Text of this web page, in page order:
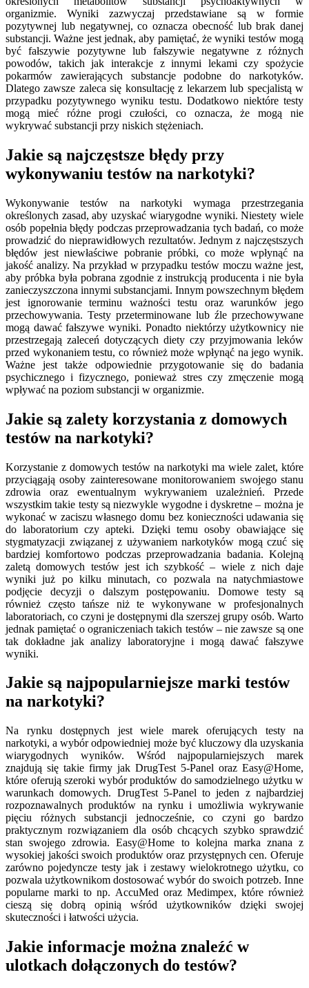
organizmie. Wyniki zazwyczaj przedstawiane są w formie
pozytywnej lub negatywnej, co oznacza obecność lub brak danej
substancji. Ważne jest jednak, aby pamiętać, że wyniki testów mogą
być fałszywie pozytywne lub fałszywie negatywne z różnych
powodów, takich jak interakcje z innymi lekami czy spożycie
pokarmów zawierających substancje podobne do narkotyków.
Dlatego zawsze zaleca się konsultację z lekarzem lub specjalistą w
przypadku pozytywnego wyniku testu. Dodatkowo niektóre testy
mogą mieć różne progi czułości, co oznacza, że mogą nie
wykrywać substancji przy niskich stężeniach.
Jakie są najczęstsze błędy przy
wykonywaniu testów na narkotyki?
Wykonywanie testów na narkotyki wymaga przestrzegania
określonych zasad, aby uzyskać wiarygodne wyniki. Niestety wiele
osób popełnia błędy podczas przeprowadzania tych badań, co może
prowadzić do nieprawidłowych rezultatów. Jednym z najczęstszych
błędów jest niewłaściwe pobranie próbki, co może wpłynąć na
jakość analizy. Na przykład w przypadku testów moczu ważne jest,
aby próbka była pobrana zgodnie z instrukcją producenta i nie była
zanieczyszczona innymi substancjami. Innym powszechnym błędem
jest ignorowanie terminu ważności testu oraz warunków jego
przechowywania. Testy przeterminowane lub źle przechowywane
mogą dawać fałszywe wyniki. Ponadto niektórzy użytkownicy nie
przestrzegają zaleceń dotyczących diety czy przyjmowania leków
przed wykonaniem testu, co również może wpłynąć na jego wynik.
Ważne jest także odpowiednie przygotowanie się do badania
psychicznego i fizycznego, ponieważ stres czy zmęczenie mogą
wpływać na poziom substancji w organizmie.
Jakie są zalety korzystania z domowych
testów na narkotyki?
Korzystanie z domowych testów na narkotyki ma wiele zalet, które
przyciągają osoby zainteresowane monitorowaniem swojego stanu
zdrowia oraz ewentualnym wykrywaniem uzależnień. Przede
wszystkim takie testy są niezwykle wygodne i dyskretne – można je
wykonać w zaciszu własnego domu bez konieczności udawania się
do laboratorium czy apteki. Dzięki temu osoby obawiające się
stygmatyzacji związanej z używaniem narkotyków mogą czuć się
bardziej komfortowo podczas przeprowadzania badania. Kolejną
zaletą domowych testów jest ich szybkość – wiele z nich daje
wyniki już po kilku minutach, co pozwala na natychmiastowe
podjęcie decyzji o dalszym postępowaniu. Domowe testy są
również często tańsze niż te wykonywane w profesjonalnych
laboratoriach, co czyni je dostępnymi dla szerszej grupy osób. Warto
jednak pamiętać o ograniczeniach takich testów – nie zawsze są one
tak dokładne jak analizy laboratoryjne i mogą dawać fałszywe
wyniki.
Jakie są najpopularniejsze marki testów
na narkotyki?
Na rynku dostępnych jest wiele marek oferujących testy na
narkotyki, a wybór odpowiedniej może być kluczowy dla uzyskania
wiarygodnych wyników. Wśród najpopularniejszych marek
znajdują się takie firmy jak DrugTest 5-Panel oraz Easy@Home,
które oferują szeroki wybór produktów do samodzielnego użytku w
warunkach domowych. DrugTest 5-Panel to jeden z najbardziej
rozpoznawalnych produktów na rynku i umożliwia wykrywanie
pięciu różnych substancji jednocześnie, co czyni go bardzo
praktycznym rozwiązaniem dla osób chcących szybko sprawdzić
stan swojego zdrowia. Easy@Home to kolejna marka znana z
wysokiej jakości swoich produktów oraz przystępnych cen. Oferuje
zarówno pojedyncze testy jak i zestawy wielokrotnego użytku, co
pozwala użytkownikom dostosować wybór do swoich potrzeb. Inne
popularne marki to np. AccuMed oraz Medimpex, które również
cieszą się dobrą opinią wśród użytkowników dzięki swojej
skuteczności i łatwości użycia.
Jakie informacje można znaleźć w
ulotkach dołączonych do testów?